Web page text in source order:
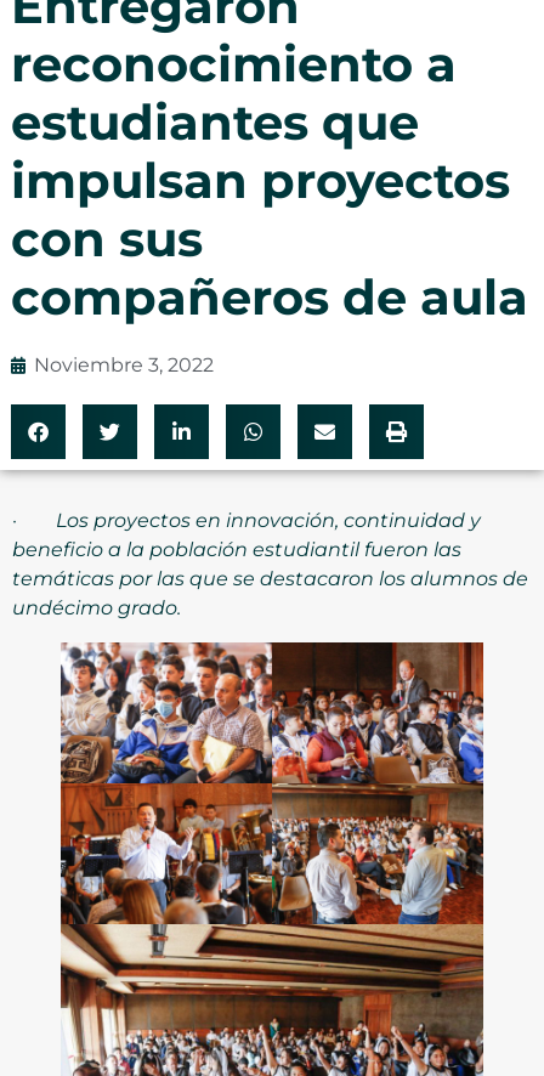
reconocimiento a
estudiantes que
impulsan proyectos
con sus
compañeros de aula
Noviembre 3, 2022
· Los proyectos en innovación, continuidad y
beneficio a la población estudiantil fueron las
temáticas por las que se destacaron los alumnos de
undécimo grado.